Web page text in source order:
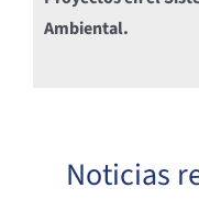
Ambiental.
Noticias